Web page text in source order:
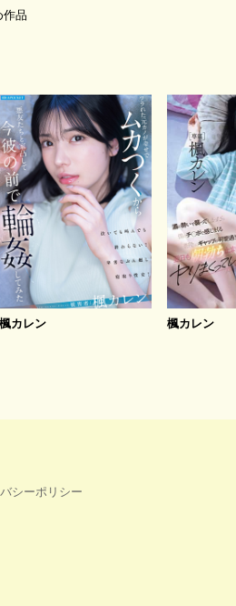
作品
楓カレン 楓カレン
シーポリシー